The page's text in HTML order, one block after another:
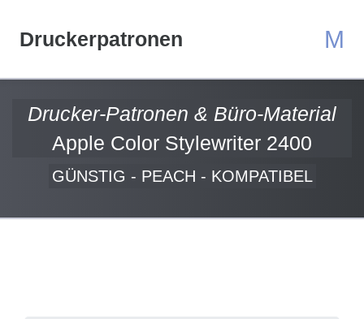
Druckerpatronen M
Drucker-Patronen & Büro-Material
Apple Color Stylewriter 2400
GÜNSTIG - PEACH - KOMPATIBEL